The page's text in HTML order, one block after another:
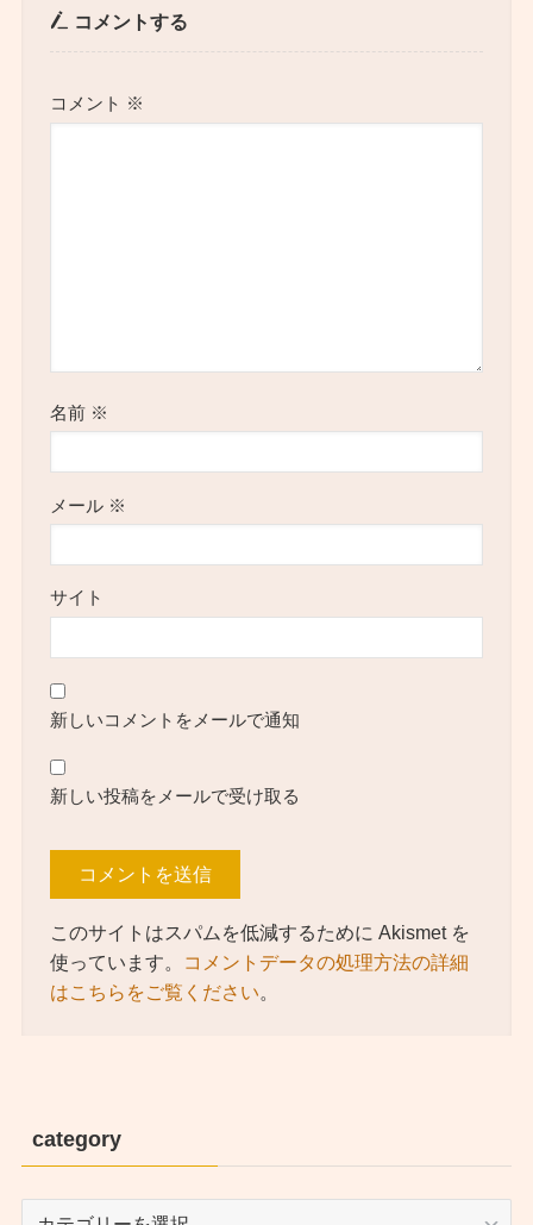
コメントする
コメント ※
名前 ※
メール ※
サイト
新しいコメントをメールで通知
新しい投稿をメールで受け取る
このサイトはスパムを低減するために Akismet を
使っています。
コメントデータの処理方法の詳細
はこちらをご覧ください。
category
category